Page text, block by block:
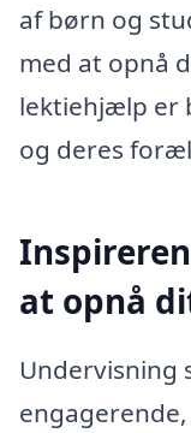
af børn og
med at opnå
lektiehjælp er
og deres
at opnå
Undervisning